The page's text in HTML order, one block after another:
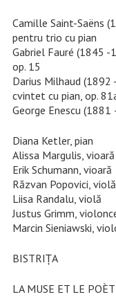
Camille Saint-Saëns
pentru trio cu pian
Gabriel Fauré (1845 -
op. 15
Darius Milhaud
cvintet cu pian, op.
George Enescu (1881
Diana Ketler, pian
Alissa Margulis, vioară
Erik Schumann, vioară
Răzvan Popovici, violă
Liisa Randalu, violă
Justus Grimm,
Marcin Sieniawski,
BISTRIŢA
LA MUSE ET LE